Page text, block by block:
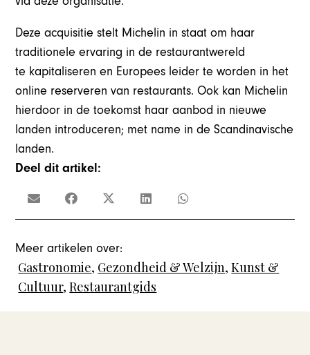
Deze acquisitie stelt Michelin in staat om haar
traditionele ervaring in de restaurantwereld
te kapitaliseren en Europees leider te worden in het
online reserveren van restaurants. Ook kan Michelin
hierdoor in de toekomst haar aanbod in nieuwe
landen introduceren; met name in de Scandinavische
landen.
Deel dit artikel:
Meer artikelen over:
Gastronomie, Gezondheid & Welzijn,Kunst &
Cultuur,Restaurantgids